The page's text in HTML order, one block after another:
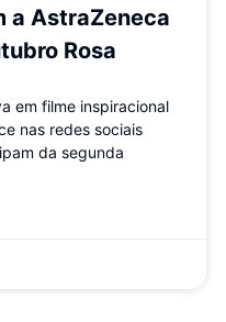
a AstraZeneca
Rosa
em filme inspiracional
nas redes sociais
da segunda